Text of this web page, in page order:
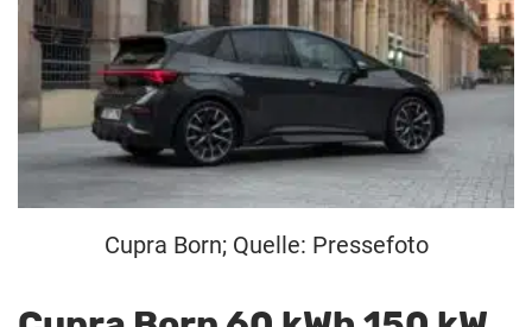
Cupra Born; Quelle: Pressefoto